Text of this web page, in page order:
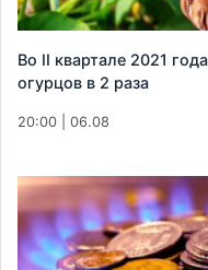
Во II квартале 2021
огурцов в 2 раза
20:00 | 06.08